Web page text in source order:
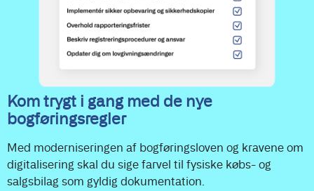
Kom trygt i gang med de nye
bogføringsregler
Med moderniseringen af bogføringsloven og kravene om
digitalisering skal du sige farvel til fysiske købs- og
salgsbilag som gyldig dokumentation.